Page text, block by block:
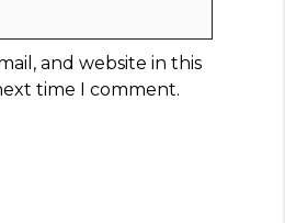
and website in this
time I comment.